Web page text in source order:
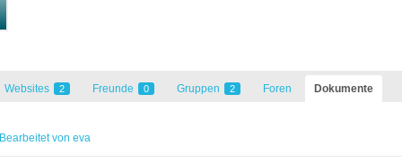
Websites 2 Freunde 0 Gruppen 2 Foren Dokumente
Bearbeitet von eva